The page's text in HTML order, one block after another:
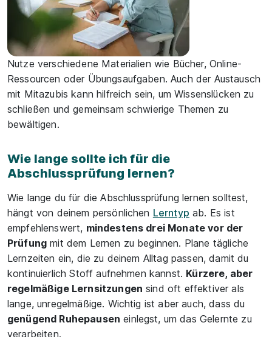
Nutze verschiedene Materialien wie Bücher, Online-
Ressourcen oder Übungsaufgaben. Auch der Austausch
mit Mitazubis kann hilfreich sein, um Wissenslücken zu
schließen und gemeinsam schwierige Themen zu
bewältigen.
Wie lange sollte ich für die
Abschlussprüfung lernen?
Wie lange du für die Abschlussprüfung lernen solltest,
hängt von deinem persönlichen Lerntyp ab. Es ist
empfehlenswert, mindestens drei Monate vor der
Prüfung mit dem Lernen zu beginnen. Plane tägliche
Lernzeiten ein, die zu deinem Alltag passen, damit du
kontinuierlich Stoff aufnehmen kannst. Kürzere, aber
regelmäßige Lernsitzungen sind oft effektiver als
lange, unregelmäßige. Wichtig ist aber auch, dass du
genügend Ruhepausen einlegst, um das Gelernte zu
verarbeiten.